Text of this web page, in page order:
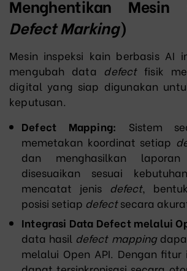
Menghentikan Mesin
Defect Marking)
Mesin inspeksi kain berbasis AI
mengubah data defectfisik
digital yang siap digunakan
keputusan.
Defect Mapping: Sistem
memetakan koordinat setiap
dan menghasilkan
disesuaikan sesuai
mencatat jenis defect,
posisi setiap defectsecara
Integrasi Data Defect melalui
data hasil defect mapping
melalui Open API. Dengan fitur